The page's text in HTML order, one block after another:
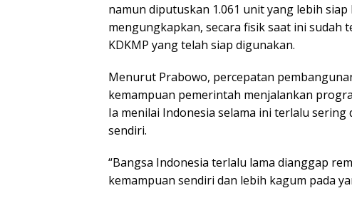
namun diputuskan 1.061 unit yang lebih
mengungkapkan, secara fisik saat ini sudah
KDKMP yang telah siap digunakan.
Menurut Prabowo, percepatan
kemampuan pemerintah menjalankan
Ia menilai Indonesia selama ini terlalu
sendiri.
“Bangsa Indonesia terlalu lama dianggap
kemampuan sendiri dan lebih kagum pada